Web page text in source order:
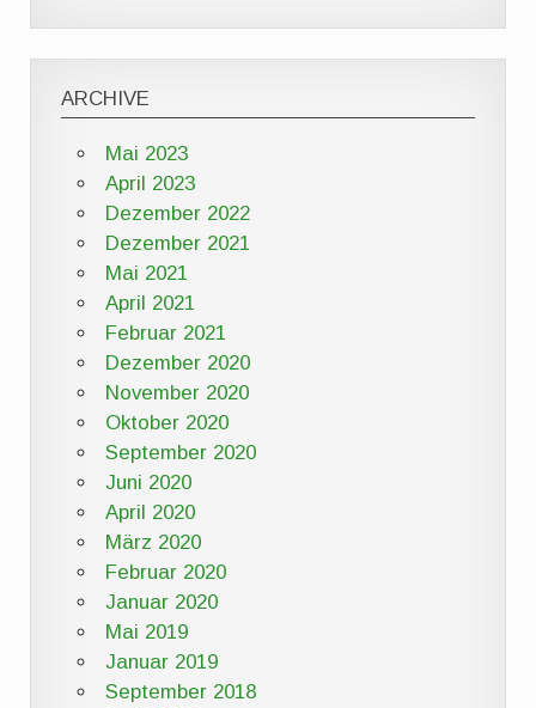
ARCHIVE
Mai 2023
April 2023
Dezember 2022
Dezember 2021
Mai 2021
April 2021
Februar 2021
Dezember 2020
November 2020
Oktober 2020
September 2020
Juni 2020
April 2020
März 2020
Februar 2020
Januar 2020
Mai 2019
Januar 2019
September 2018